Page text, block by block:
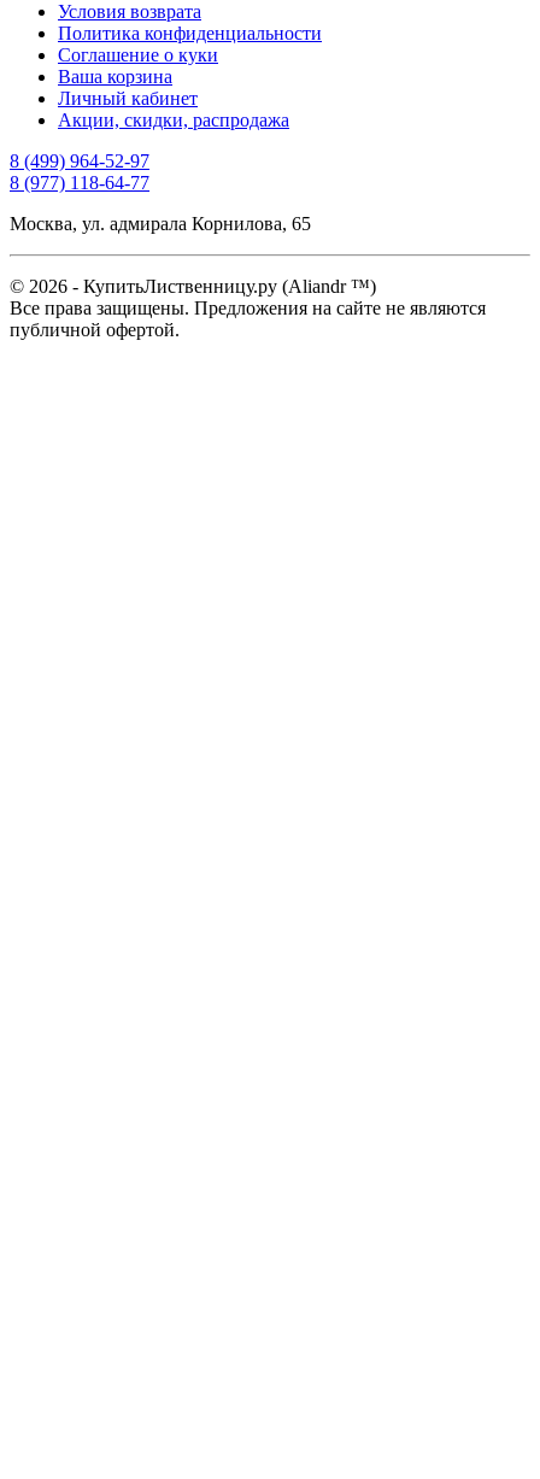
Условия возврата
Политика конфиденциальности
Соглашение о куки
Ваша корзина
Личный кабинет
Акции, скидки, распродажа
8 (499) 964-52-97
8 (977) 118-64-77
Москва, ул. адмирала Корнилова, 65
© 2026 - КупитьЛиственницу.ру (Aliandr ™)
Все права защищены. Предложения на сайте не являются
публичной офертой.